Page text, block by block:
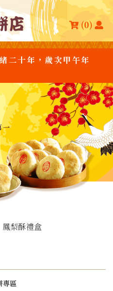
(0)
二十年，歲次甲午年
一
鳳梨酥禮盒
專區